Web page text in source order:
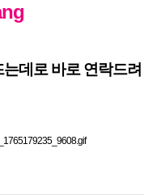
데로 바로 연락드려